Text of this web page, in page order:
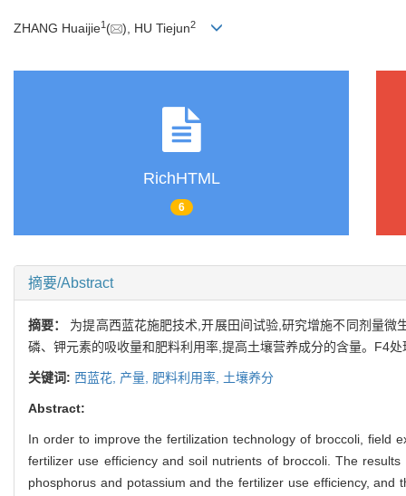
ZHANG Huaijie1 ( ), HU Tiejun2
RichHTML
6
摘要/Abstract
摘要： 为提高西蓝花施肥技术,开展田间试验,研究增施不同剂量
磷、钾元素的吸收量和肥料利用率,提高土壤营养成分的含量。F4
关键词: 西蓝花, 产量, 肥料利用率, 土壤养分
Abstract:
In order to improve the fertilization technology of broccoli, field
fertilizer use efficiency and soil nutrients of broccoli. The
phosphorus and potassium and the fertilizer use efficiency,